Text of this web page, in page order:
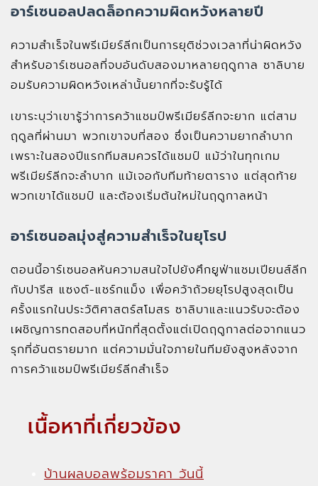
อาร์เซนอลปลดล็อกความผิดหวังหลายปี
ความสำเร็จในพรีเมียร์ลีกเป็นการยุติช่วงเวลาที่น่าผิดหวัง
สำหรับอาร์เซนอลที่จบอันดับสองมาหลายฤดูกาล ซาลิบาย
อมรับความผิดหวังเหล่านั้นยากที่จะรับรู้ได้
เขาระบุว่าเขารู้ว่าการคว้าแชมป์พรีเมียร์ลีกจะยาก แต่สาม
ฤดูลที่ผ่านมา พวกเขาจบที่สอง ซึ่งเป็นความยากลำบาก
เพราะในสองปีแรกทีมสมควรได้แชมป์ แม้ว่าในทุกเกม
พรีเมียร์ลีกจะลำบาก แม้เจอกับทีมท้ายตาราง แต่สุดท้าย
พวกเขาได้แชมป์ และต้องเริ่มต้นใหม่ในฤดูกาลหน้า
อาร์เซนอลมุ่งสู่ความสำเร็จในยุโรป
ตอนนี้อาร์เซนอลหันความสนใจไปยังศึกยูฟ่าแชมเปียนส์ลีก
กับปารีส แซงต์-แชร์กแม็ง เพื่อคว้าถ้วยยุโรปสูงสุดเป็น
ครั้งแรกในประวัติศาสตร์สโมสร ซาลิบาและแนวรับจะต้อง
เผชิญการทดสอบที่หนักที่สุดตั้งแต่เปิดฤดูกาลต่อจากแนว
รุกที่อันตรายมาก แต่ความมั่นใจภายในทีมยังสูงหลังจาก
การคว้าแชมป์พรีเมียร์ลีกสำเร็จ
เนื้อหาที่เกี่ยวข้อง
บ้านผลบอลพร้อมราคา วันนี้